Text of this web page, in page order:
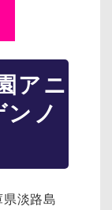
アニ
ノ
淡路島